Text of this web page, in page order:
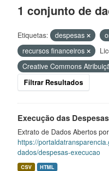
1 conjunto de
Etiquetas: despesas
recursos financeiros
Creative Commons
Filtrar Resultados
Execução das
Extrato de Dados Abertos
https://
dados/despesas-execucao
CSV HTML